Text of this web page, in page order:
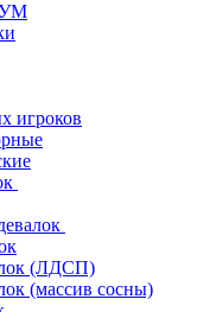
игроков
(ЛДСП)
(массив сосны)